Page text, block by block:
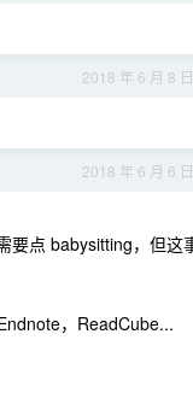
2018 年 6 月 8 日
2018 年 6 月 6 日
要点 babysitting，但这
，ReadCube...